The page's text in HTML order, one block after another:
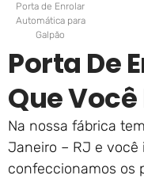
Porta de Enrolar
Automática para
Galpão
Porta De
Que
Na nossa fábrica
Janeiro – RJ e você
confeccionamos os